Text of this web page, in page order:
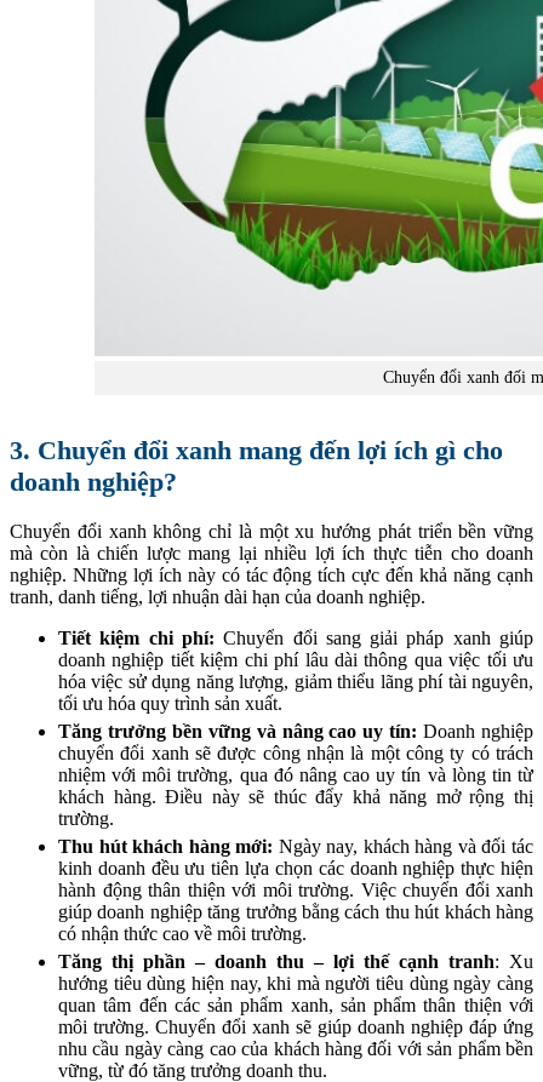
Chuyển đổi xanh đối
3. Chuyển đổi xanh mang đến lợi ích gì cho
doanh nghiệp?
Chuyển đổi xanh không chỉ là một xu hướng phát triển bền vững
mà còn là chiến lược mang lại nhiều lợi ích thực tiễn cho doanh
nghiệp. Những lợi ích này có tác động tích cực đến khả năng cạnh
tranh, danh tiếng, lợi nhuận dài hạn của doanh nghiệp.
Tiết kiệm chi phí:Chuyển đổi sang giải pháp xanh giúp
doanh nghiệp tiết kiệm chi phí lâu dài thông qua việc tối ưu
hóa việc sử dụng năng lượng, giảm thiểu lãng phí tài nguyên,
tối ưu hóa quy trình sản xuất.
Tăng trưởng bền vững và nâng cao uy tín:Doanh nghiệp
chuyển đổi xanh sẽ được công nhận là một công ty có trách
nhiệm với môi trường, qua đó nâng cao uy tín và lòng tin từ
khách hàng. Điều này sẽ thúc đẩy khả năng mở rộng thị
trường.
Thu hút khách hàng mới: Ngày nay, khách hàng và đối tác
kinh doanh đều ưu tiên lựa chọn các doanh nghiệp thực hiện
hành động thân thiện với môi trường. Việc chuyển đổi xanh
giúp doanh nghiệp tăng trưởng bằng cách thu hút khách hàng
có nhận thức cao về môi trường.
Tăng thị phần – doanh thu – lợi thế cạnh tranh: Xu
hướng tiêu dùng hiện nay, khi mà người tiêu dùng ngày càng
quan tâm đến các sản phẩm xanh, sản phẩm thân thiện với
môi trường. Chuyển đổi xanh sẽ giúp doanh nghiệp đáp ứng
nhu cầu ngày càng cao của khách hàng đối với sản phẩm bền
vững, từ đó tăng trưởng doanh thu.